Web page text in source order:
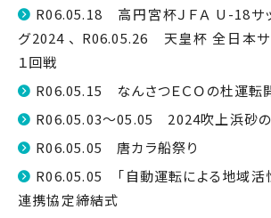
R06.05.18 高円宮杯ＪＦＡ U-18サ
グ2024 、 R06.05.26 天皇杯 全日本
１回戦
R06.05.15 なんさつＥＣＯの杜運転
R06.05.03～05.05 2024吹上浜砂
R06.05.05 唐カラ船祭り
R06.05.05 「自動運転による地域活
連携協定締結式